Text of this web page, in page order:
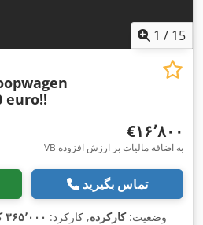
1 / 15
euro!!
‎€۱۶٬۸۰۰
VB به اضافه مالیات بر ارزش افزوده
تماس بگیرید
وضعیت:کارکرده, کارکرد: ۳۶۵٬۰۰۰ کیلومتر